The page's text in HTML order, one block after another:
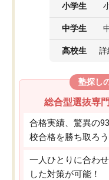
小学生
中学生
高校生 詳
塾探し
総合型選抜専
合格実績、驚異の
校合格を勝ち取ろう
一人ひとりに合わ
した対策が可能！